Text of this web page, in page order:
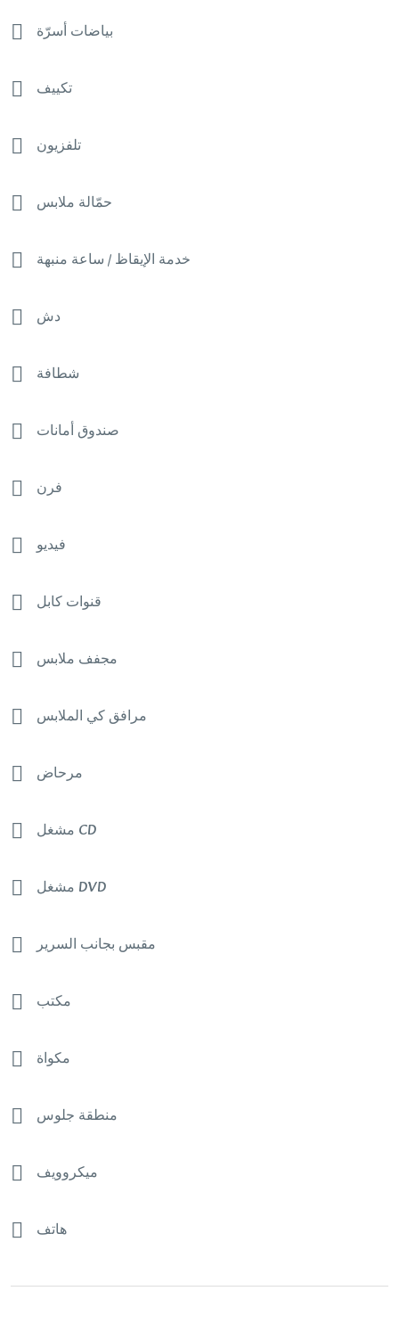
بياضات أسرّة
تكييف
تلفزيون
حمّالة ملابس
خدمة الإيقاظ / ساعة منبهة
دش
شطافة
صندوق أمانات
فرن
فيديو
قنوات كابل
مجفف ملابس
مرافق كي الملابس
مرحاض
مشغل CD
مشغل DVD
مقبس بجانب السرير
مكتب
مكواة
منطقة جلوس
ميكروويف
هاتف